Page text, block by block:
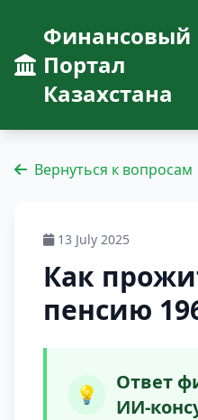
Финансовый
Портал
Казахстана
Вернуться к вопросам
13 July 2025
Как
пенсию
💡
Ответ
ИИ-